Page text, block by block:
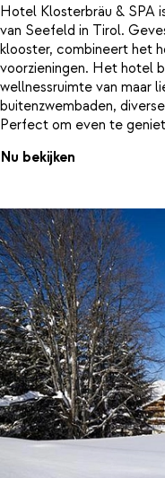
Hotel Klosterbräu & SPA
van Seefeld in Tirol.
klooster, combineert het
voorzieningen. Het hotel
wellnessruimte van maar
buitenzwembaden,
Perfect om even te
en elegant ingericht, met
traditionele Oostenrijkse
Nu bekijken